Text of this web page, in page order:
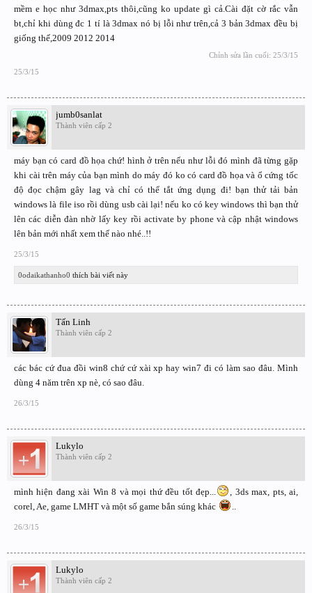
mềm e học như 3dmax,pts thôi,cũng ko update gì cả.Cài đặt cờ rắc vẫn
bt,chỉ khi dùng đc 1 tí là 3dmax nó bị lỗi như trên,cả 3 bản 3dmax đều bị
giống thế,2009 2012 2014
Chỉnh sửa lần cuối: 25/3/15
25/3/15
jumb0sanlat
Thành viên cấp 2
máy bạn có card đồ họa chứ! hình ở trên nếu như lỗi đó mình đã từng gặp
khi cài trên máy của bạn mình do máy đó ko có card đồ họa và ổ cứng tốc
độ đọc chậm gây lag và chỉ có thể tắt ứng dụng đi! bạn thử tải bản
windows là file iso rồi dùng usb cài lại! nếu ko có key windows thì bạn thử
lên các diễn đàn nhờ lấy key rồi activate by phone và cập nhật windows
lên bản mới nhất xem thế nào nhé..!!
25/3/15
0odaikathanho0 thích bài viết này
Tấn Linh
Thành viên cấp 2
các bác cứ đua đồi win8 chứ cứ xài xp hay win7 đi có làm sao đâu. Mình
dùng 4 năm trên xp nè, có sao đâu.
26/3/15
Lukylo
Thành viên cấp 2
mình hiện đang xài Win 8 và mọi thứ đều tốt đẹp...
, 3ds max, pts, ai,
corel, Ae, game LMHT và một số game bắn súng khác
..
26/3/15
Lukylo
Thành viên cấp 2